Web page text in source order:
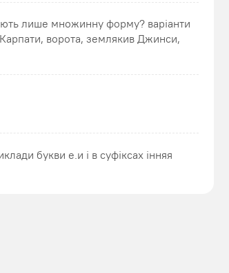
лише множинну форму? варіанти
ворота, землякив Джинси,
букви е.и і в суфіксах інняя